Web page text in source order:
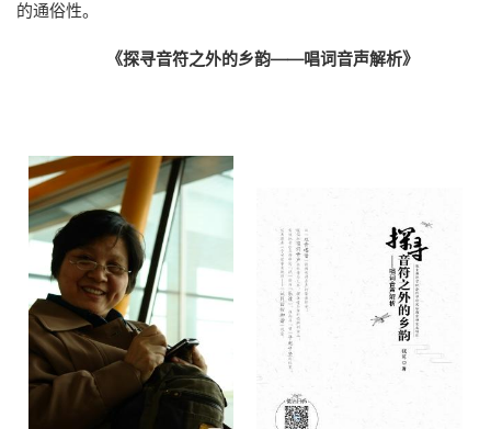
的通俗性。
《探寻音符之外的乡韵——唱词音声解析》